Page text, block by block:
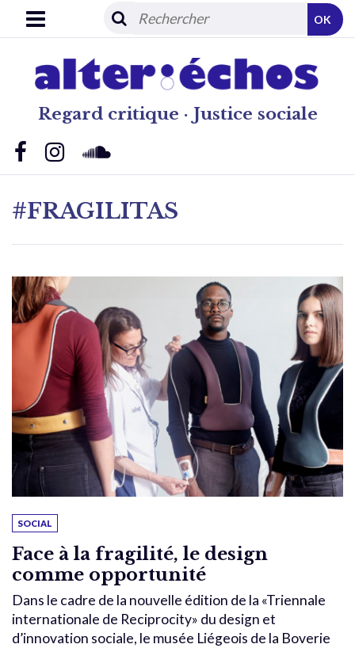
Regard critique · Justice sociale
OK
#FRAGILITAS
SOCIAL
Face à la fragilité, le design
comme opportunité
Dans le cadre de la nouvelle édition de la «Triennale
internationale de Reciprocity» du design et
d’innovation sociale, le musée Liégeois de la Boverie